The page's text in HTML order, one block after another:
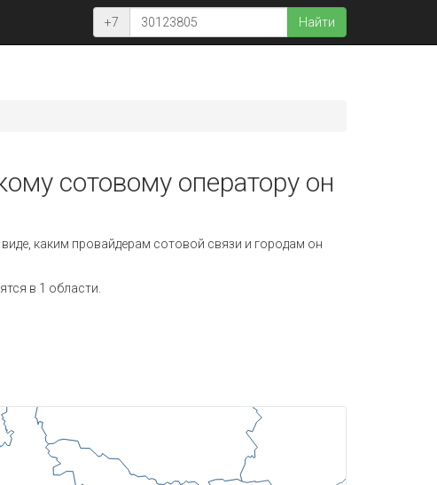
+7 Найти
сотовому оператору он
каким провайдерам сотовой связи и городам он
в 1 области.